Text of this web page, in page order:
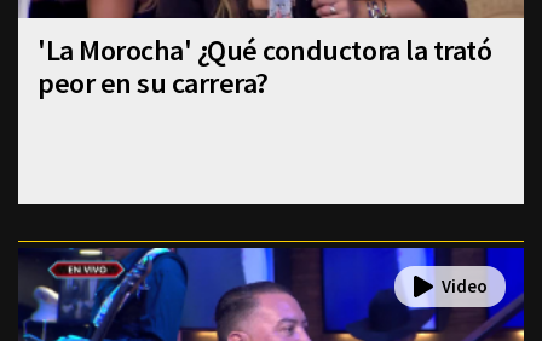
'La Morocha' ¿Qué conductora la trató
peor en su carrera?